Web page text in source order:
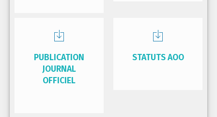
PUBLICATION
JOURNAL
OFFICIEL
STATUTS AOO